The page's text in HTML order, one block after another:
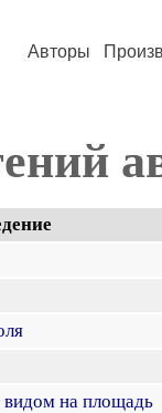
Авторы
видом на площадь